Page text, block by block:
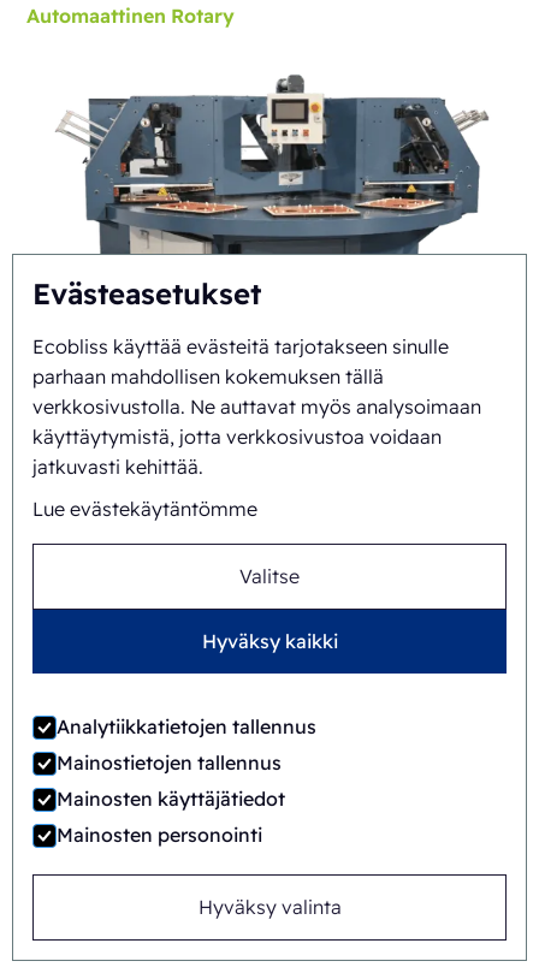
Evästeasetukset
Ecobliss käyttää evästeitä tarjotakseen sinulle
parhaan mahdollisen kokemuksen tällä
verkkosivustolla. Ne auttavat myös analysoimaan
käyttäytymistä, jotta verkkosivustoa voidaan
jatkuvasti kehittää.
Lue evästekäytäntömme
Valitse
Hyväksy kaikki
Analytiikkatietojen tallennus
Mainostietojen tallennus
Mainosten käyttäjätiedot
Mainosten personointi
Hyväksy valinta
Automaattinen Rotary
FAB8-1824-3